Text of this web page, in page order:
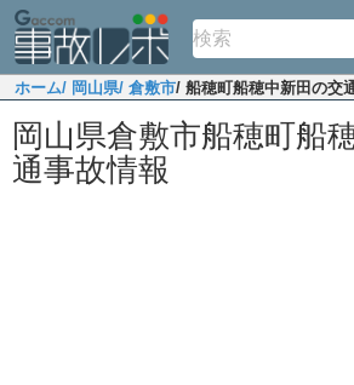
ホーム/ 岡山県/ 倉敷市/ 船穂町船穂中新田の交
岡山県倉敷市船穂町船
通事故情報